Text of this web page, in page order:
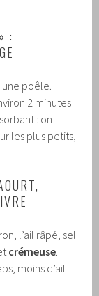
:
une poêle.
2 minutes
: on
les plus petits,
l’ail râpé, sel
crémeuse.
moins d’ail